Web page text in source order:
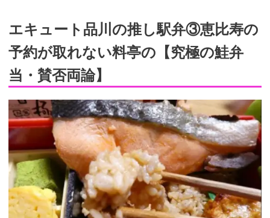
エキュート品川の推し駅弁③恵比寿の
予約が取れない料亭の【究極の鮭弁
当・賛否両論】